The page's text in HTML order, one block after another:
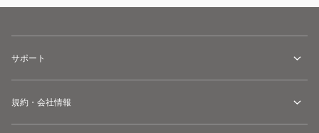
サポート
規約・会社情報